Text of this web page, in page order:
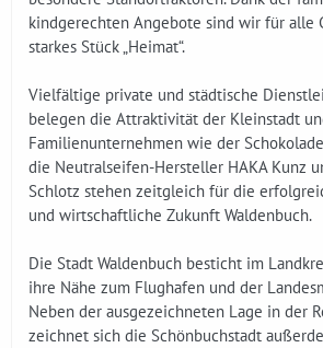
kindgerechten Angebote sind wir für alle
starkes Stück „Heimat“.
Vielfältige private und städtische
belegen die Attraktivität der Kleinstadt
Familienunternehmen wie der
die Neutralseifen-Hersteller HAKA Kunz
Schlotz stehen zeitgleich für die
und wirtschaftliche Zukunft Waldenbuch.
Die Stadt Waldenbuch besticht im
ihre Nähe zum Flughafen und der
Neben der ausgezeichneten Lage in der
zeichnet sich die Schönbuchstadt